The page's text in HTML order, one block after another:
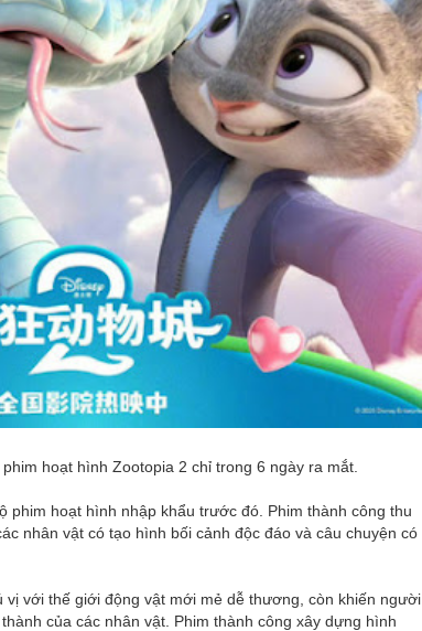
hoạt hình Zootopia 2 chỉ trong 6 ngày ra mắt.
phim hoạt hình nhập khẩu trước đó. Phim thành công thu
nhân vật có tạo hình bối cảnh độc đáo và câu chuyện có
với thế giới động vật mới mẻ dễ thương, còn khiến người
của các nhân vật. Phim thành công xây dựng hình